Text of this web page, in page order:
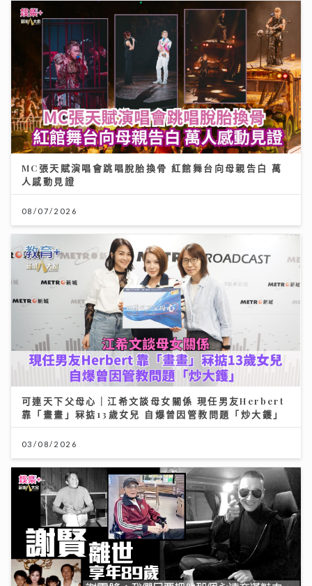
MC張天賦演唱會跳唱脫胎換骨 紅館舞台向母親告白 萬
人感動見證
08/07/2026
可連天下父母心｜江希文談母女關係 現任男友Herbert
靠「畫畫」冧掂13歲女兒 自爆曾因管教問題「炒大鑊」
03/08/2026